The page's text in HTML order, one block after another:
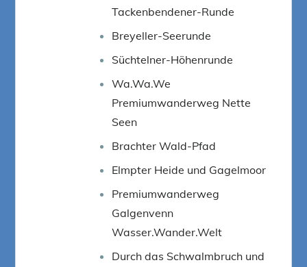
Tackenbendener-Runde
Breyeller-Seerunde
Süchtelner-Höhenrunde
Wa.Wa.We
Premiumwanderweg Nette
Seen
Brachter Wald-Pfad
Elmpter Heide und Gagelmoor
Premiumwanderweg
Galgenvenn
Wasser.Wander.Welt
Durch das Schwalmbruch und